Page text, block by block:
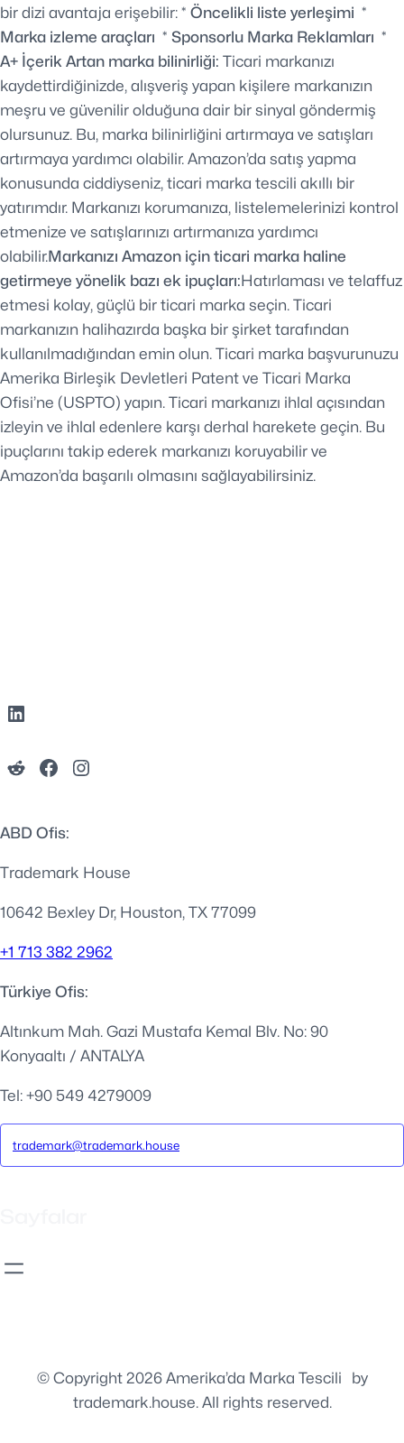
bir dizi avantaja erişebilir: * Öncelikli liste yerleşimi *
Marka izleme araçları * Sponsorlu Marka Reklamları *
A+ İçerik Artan marka bilinirliği: Ticari markanızı
kaydettirdiğinizde, alışveriş yapan kişilere markanızın
meşru ve güvenilir olduğuna dair bir sinyal göndermiş
olursunuz. Bu, marka bilinirliğini artırmaya ve satışları
artırmaya yardımcı olabilir. Amazon’da satış yapma
konusunda ciddiyseniz, ticari marka tescili akıllı bir
yatırımdır. Markanızı korumanıza, listelemelerinizi kontrol
etmenize ve satışlarınızı artırmanıza yardımcı
olabilir.Markanızı Amazon için ticari marka haline
getirmeye yönelik bazı ek ipuçları:Hatırlaması ve telaffuz
etmesi kolay, güçlü bir ticari marka seçin. Ticari
markanızın halihazırda başka bir şirket tarafından
kullanılmadığından emin olun. Ticari marka başvurunuzu
Amerika Birleşik Devletleri Patent ve Ticari Marka
Ofisi’ne (USPTO) yapın. Ticari markanızı ihlal açısından
izleyin ve ihlal edenlere karşı derhal harekete geçin. Bu
ipuçlarını takip ederek markanızı koruyabilir ve
Amazon’da başarılı olmasını sağlayabilirsiniz.
ABD Ofis:
Trademark House
10642 Bexley Dr, Houston, TX 77099
+1 713 382 2962
Türkiye Ofis:
Altınkum Mah. Gazi Mustafa Kemal Blv. No: 90
Konyaaltı / ANTALYA
Tel: +90 549 4279009
trademark@trademark.house
© Copyright 2026 Amerika’da Marka Tescili
by
trademark.house. All rights reserved.